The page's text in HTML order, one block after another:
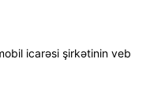
icarəsi şirkətinin veb